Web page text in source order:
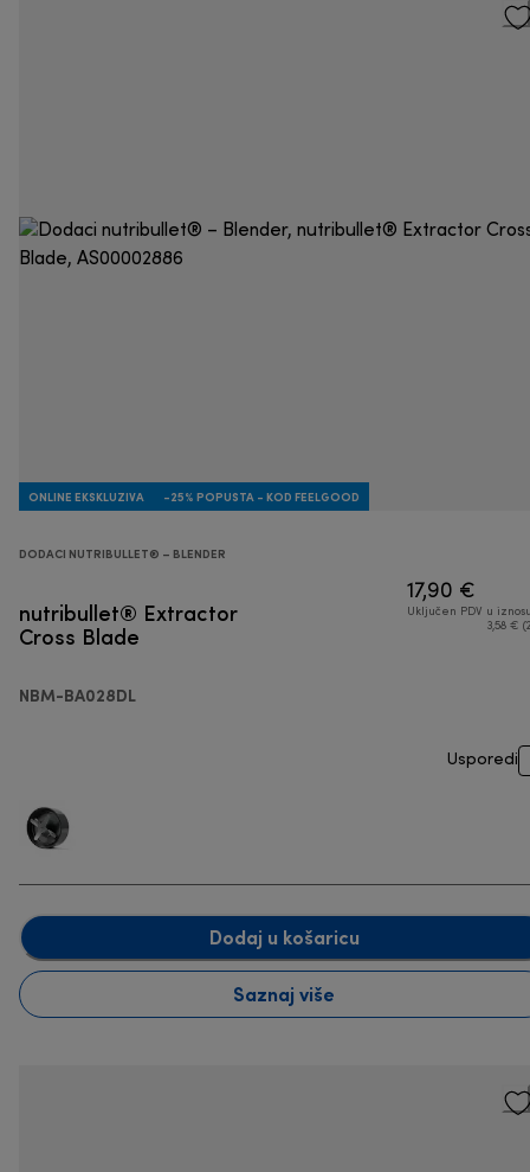
ONLINE EKSKLUZIVA -25% POPUSTA - KOD FEELGOOD
DODACI NUTRIBULLET® – BLENDER
nutribullet® Extractor
Cross Blade
NBM-BA028DL
17,90 €
Uključen PDV u
3,58 €
Usporedi
Dodaj u košaricu
Saznaj više